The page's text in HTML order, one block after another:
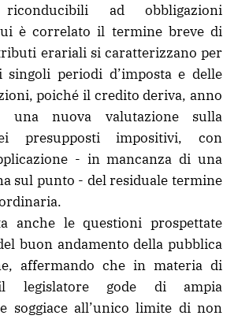
ad obbligazioni
è correlato il termine breve di
erariali si caratterizzano per
singoli periodi d’imposta e delle
poiché il credito deriva, anno
nuova valutazione sulla
presupposti impositivi, con
- in mancanza di una
sul punto - del residuale termine
anche le questioni prospettate
buon andamento della pubblica
affermando che in materia di
legislatore gode di ampia
soggiace all’unico limite di non